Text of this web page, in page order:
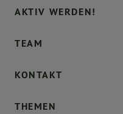
AKTIV WERDEN!
TEAM
KONTAKT
THEMEN